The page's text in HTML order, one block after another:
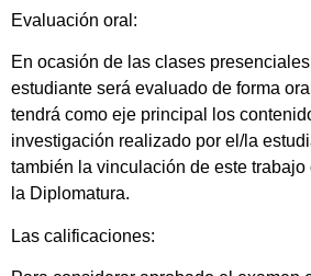
Evaluación oral:
En ocasión de las clases
estudiante será evaluado de forma
tendrá como eje principal los
investigación realizado por el/la
también la vinculación de este
la Diplomatura.
Las calificaciones: